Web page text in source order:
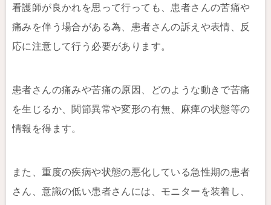
看護師が良かれを思って行っても、患者さんの苦痛や
痛みを伴う場合がある為、患者さんの訴えや表情、反
応に注意して行う必要があります。
患者さんの痛みや苦痛の原因、どのような動きで苦痛
を生じるか、関節異常や変形の有無、麻痺の状態等の
情報を得ます。
また、重度の疾病や状態の悪化している急性期の患者
さん、意識の低い患者さんには、モニターを装着し、